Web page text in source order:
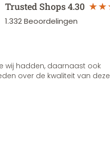
Trusted Shops4.30
1.332Beoordelingen
wij hadden, daarnaast ook
over de kwaliteit van deze